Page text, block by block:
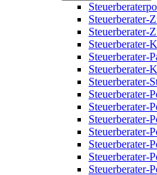
Steuerberater-
Steuerberater-
Steuerberater-
Steuerberater-
Steuerberater-
Steuerberater-
Steuerberater-
Steuerberater-
Steuerberater-
Steuerberater-
Steuerberater-
Steuerberater-
Steuerberater-